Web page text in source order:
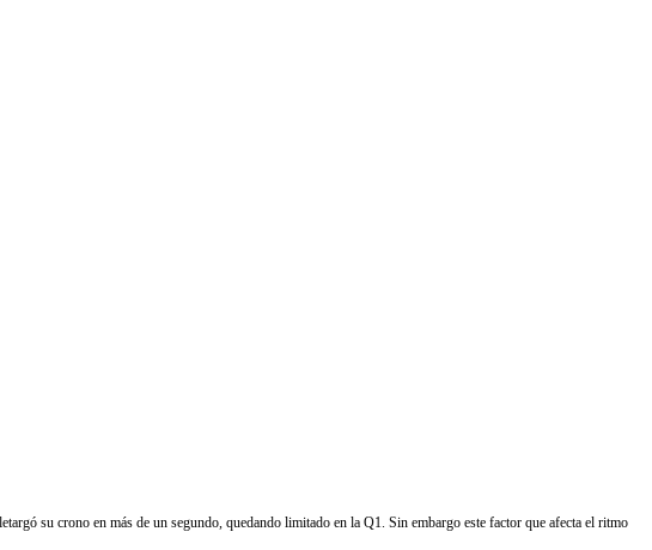
su crono en más de un segundo, quedando limitado en la Q1. Sin embargo este factor que afecta el ritmo